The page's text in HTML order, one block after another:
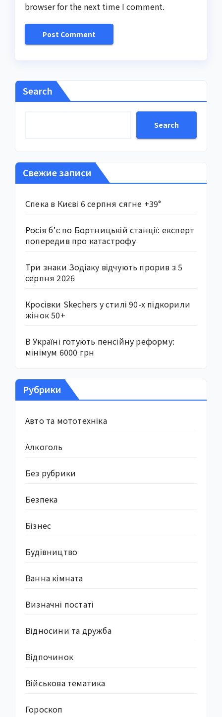
browser for the next time I comment.
Search
Search
Свежие записи
Спека в Києві 6 серпня сягне +39°
Росія б’є по Бортницькій станції: експерт
попередив про катастрофу
Три знаки Зодіаку відчують прорив з 5
серпня 2026
Кросівки Skechers у стилі 90-х підкорили
жінок 50+
В Україні готують пенсійну реформу:
мінімум 6000 грн
Рубрики
Авто та мототехніка
Алкоголь
Без рубрики
Безпека
Бізнес
Будівництво
Ванна кімната
Визначні постаті
Відносини та дружба
Відпочинок
Військова тематика
Гороскоп